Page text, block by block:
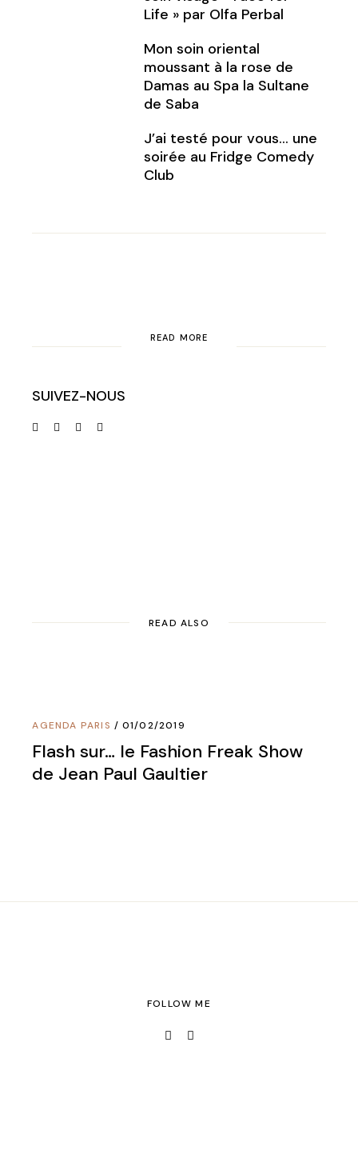
Life » par Olfa Perbal
Mon soin oriental
moussant à la rose de
Damas au Spa la Sultane
de Saba
J’ai testé pour vous… une
soirée au Fridge Comedy
Club
READ MORE
SUIVEZ-NOUS
READ ALSO
AGENDA PARIS 01/02/2019
Flash sur… le Fashion Freak Show
de Jean Paul Gaultier
FOLLOW ME